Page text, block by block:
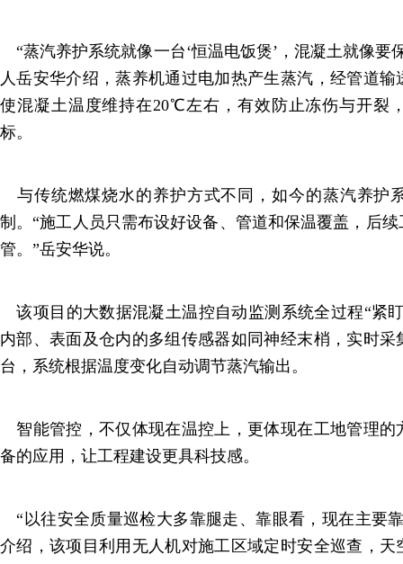
“蒸汽养护系统就像一台‘恒温电饭煲’，混凝土就像要
人岳安华介绍，蒸养机通过电加热产生蒸汽，经管道
使混凝土温度维持在20℃左右，有效防止冻伤与开裂
标。
与传统燃煤烧水的养护方式不同，如今的蒸汽养护
制。“施工人员只需布设好设备、管道和保温覆盖，后
管。”岳安华说。
该项目的大数据混凝土温控自动监测系统全过程“紧
内部、表面及仓内的多组传感器如同神经末梢，实时
台，系统根据温度变化自动调节蒸汽输出。
智能管控，不仅体现在温控上，更体现在工地管理的
备的应用，让工程建设更具科技感。
“以往安全质量巡检大多靠腿走、靠眼看，现在主要
介绍，该项目利用无人机对施工区域定时安全巡查，